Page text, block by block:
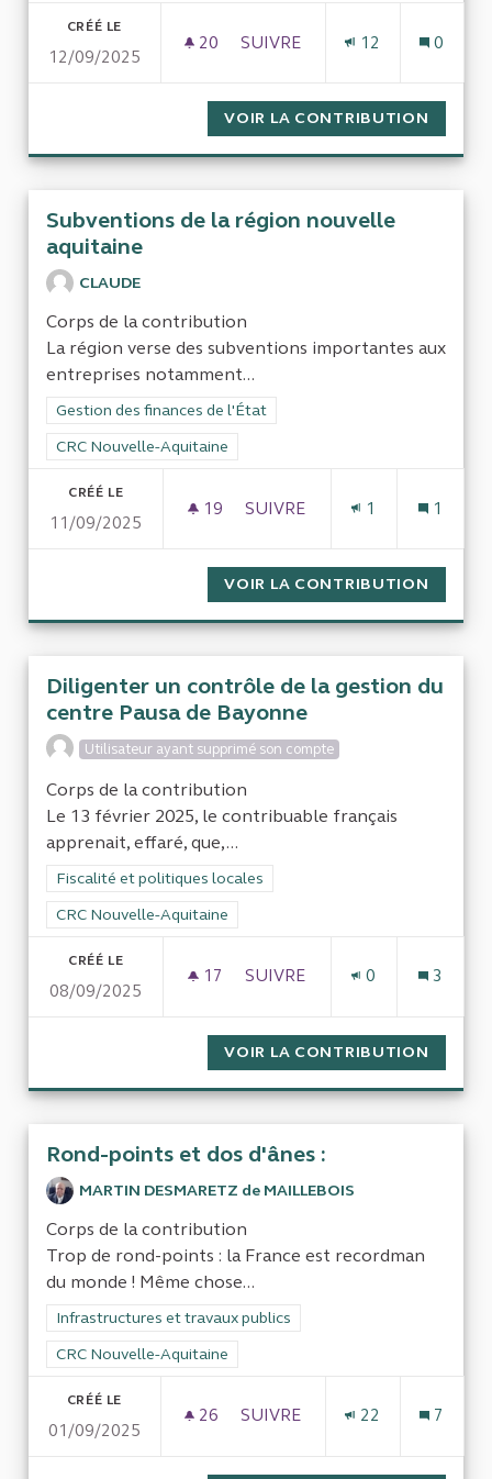
CRÉÉ LE
12/09/2025
20 20 ABONNÉS
SUIVRE
12 0
VOIR LA CONTRIBUTION
Subventions de la région nouvelle
aquitaine
CLAUDE
Corps de la contribution
La région verse des subventions importantes aux
entreprises notamment...
Filtrer les résultats de la catégorie : Gestion des finances de
Gestion des finances de l'État
Filtrer les résultats pour le secteur : CRC Nouvelle-Aquitaine
CRC Nouvelle-Aquitaine
CRÉÉ LE
11/09/2025
19 19 ABONNÉS
SUIVRE
1 1
VOIR LA CONTRIBUTION
Diligenter un contrôle de la gestion du
centre Pausa de Bayonne
Utilisateur ayant supprimé son compte
Corps de la contribution
Le 13 février 2025, le contribuable français
apprenait, effaré, que,...
Filtrer les résultats de la catégorie : Fiscalité et politiques
Fiscalité et politiques locales
Filtrer les résultats pour le secteur : CRC Nouvelle-Aquitaine
CRC Nouvelle-Aquitaine
CRÉÉ LE
08/09/2025
17 17 ABONNÉS
SUIVRE
0 3
VOIR LA CONTRIBUTION
Rond-points et dos d'ânes :
MARTIN DESMARETZ de MAILLEBOIS
Corps de la contribution
Trop de rond-points : la France est recordman
du monde ! Même chose...
Filtrer les résultats de la catégorie : Infrastructures et
Infrastructures et travaux publics
Filtrer les résultats pour le secteur : CRC Nouvelle-Aquitaine
CRC Nouvelle-Aquitaine
CRÉÉ LE
01/09/2025
26 26 ABONNÉS
SUIVRE
22 7